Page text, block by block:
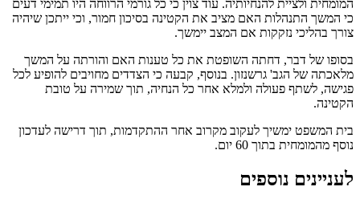
המומחית ולציית להנחיותיה. עוד צוין כי כל גורמי הרווחה היו תמימי דעים
כי המשך התנהלות האם מציב את הקטינה בסיכון חמור, וכי ייתכן שיהיה
צורך בהליכי נזקקות אם המצב יימשך.
בסופו של דבר, דחתה השופטת את כל טענות האם והורתה על המשך
מלאכתה של הגב' גרשנזון. בנוסף, קבעה כי הצדדים מחויבים להופיע לכל
פגישה, לשתף פעולה ולמלא אחר כל הנחיה, תוך שמירה על טובת
הקטינה.
בית המשפט ימשיך לעקוב מקרוב אחר ההתקדמות, תוך דרישה לעדכון
נוסף מהמומחית בתוך 60 יום.
לעניינים נוספים